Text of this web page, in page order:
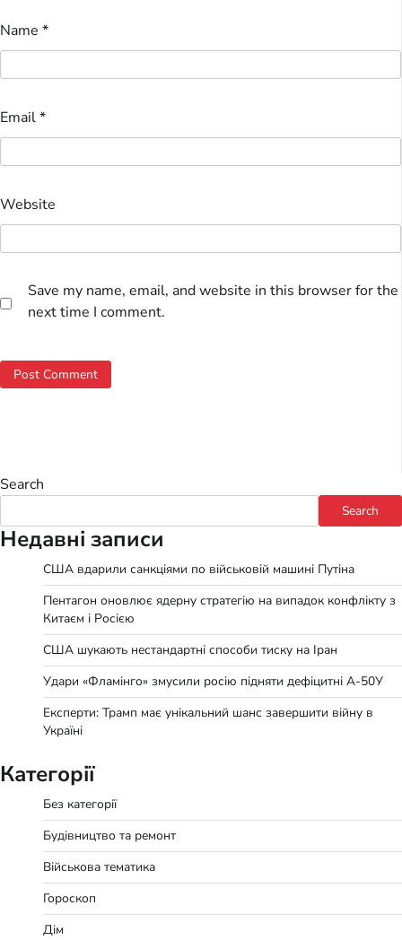
Name *
Email*
Website
Save my name, email, and website in this browser for the
next time I comment.
Search
Search
Недавні записи
США вдарили санкціями по військовій машині Путіна
Пентагон оновлює ядерну стратегію на випадок конфлікту з
Китаєм і Росією
США шукають нестандартні способи тиску на Іран
Удари «Фламінго» змусили росію підняти дефіцитні А-50У
Експерти: Трамп має унікальний шанс завершити війну в
Україні
Категорії
Без категорії
Будівництво та ремонт
Військова тематика
Гороскоп
Дім